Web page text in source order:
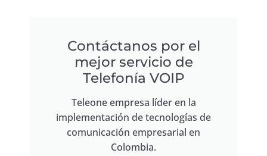
Contáctanos por el
mejor servicio de
Telefonía VOIP
Teleone empresa líder en la
implementación de tecnologías de
comunicación empresarial en
Colombia.